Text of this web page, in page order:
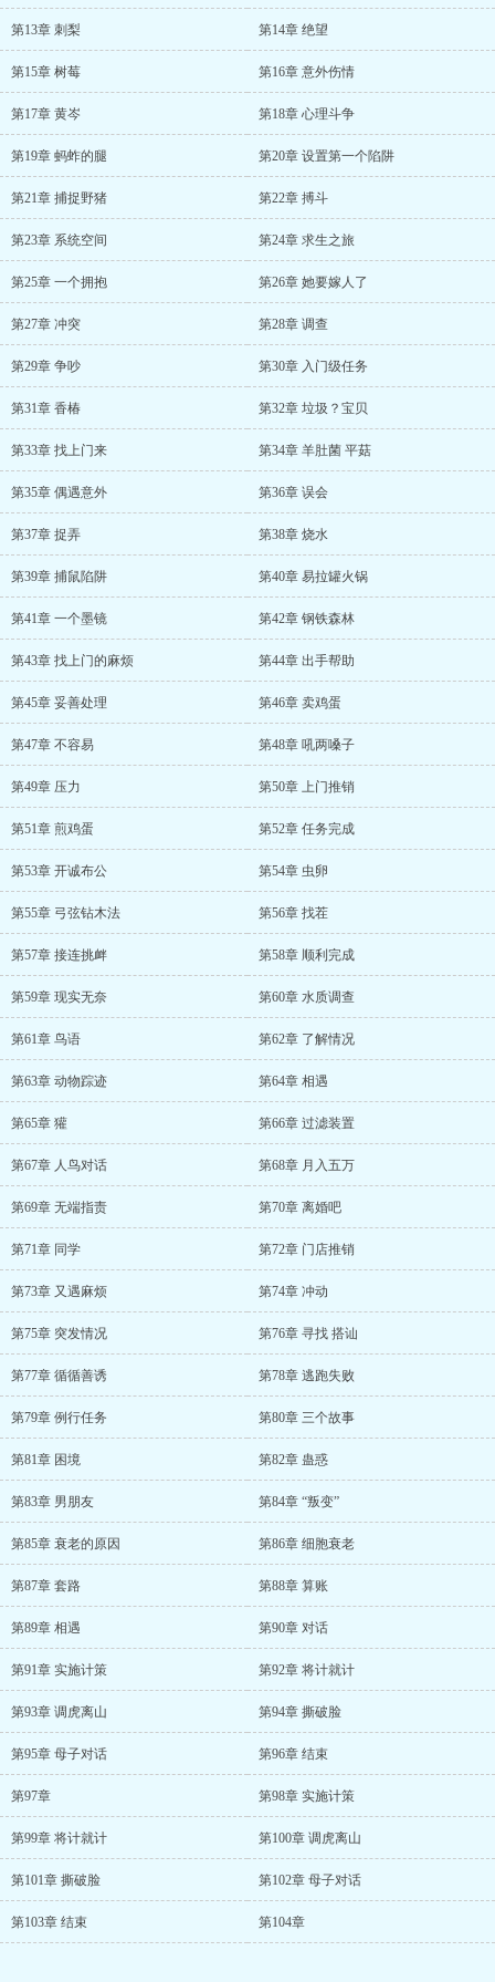
第13章 刺梨 第14章 绝望
第15章 树莓 第16章 意外伤情
第17章 黄岑 第18章 心理斗争
第19章 蚂蚱的腿 第20章 设置第一个陷阱
第21章 捕捉野猪 第22章 搏斗
第23章 系统空间 第24章 求生之旅
第25章 一个拥抱 第26章 她要嫁人了
第27章 冲突 第28章 调查
第29章 争吵 第30章 入门级任务
第31章 香椿 第32章 垃圾？宝贝
第33章 找上门来 第34章 羊肚菌 平菇
第35章 偶遇意外 第36章 误会
第37章 捉弄 第38章 烧水
第39章 捕鼠陷阱 第40章 易拉罐火锅
第41章 一个墨镜 第42章 钢铁森林
第43章 找上门的麻烦 第44章 出手帮助
第45章 妥善处理 第46章 卖鸡蛋
第47章 不容易 第48章 吼两嗓子
第49章 压力 第50章 上门推销
第51章 煎鸡蛋 第52章 任务完成
第53章 开诚布公 第54章 虫卵
第55章 弓弦钻木法 第56章 找茬
第57章 接连挑衅 第58章 顺利完成
第59章 现实无奈 第60章 水质调查
第61章 鸟语 第62章 了解情况
第63章 动物踪迹 第64章 相遇
第65章 獾 第66章 过滤装置
第67章 人鸟对话 第68章 月入五万
第69章 无端指责 第70章 离婚吧
第71章 同学 第72章 门店推销
第73章 又遇麻烦 第74章 冲动
第75章 突发情况 第76章 寻找 搭讪
第77章 循循善诱 第78章 逃跑失败
第79章 例行任务 第80章 三个故事
第81章 困境 第82章 蛊惑
第83章 男朋友 第84章 “叛变”
第85章 衰老的原因 第86章 细胞衰老
第87章 套路 第88章 算账
第89章 相遇 第90章 对话
第91章 实施计策 第92章 将计就计
第93章 调虎离山 第94章 撕破脸
第95章 母子对话 第96章 结束
第97章 第98章 实施计策
第99章 将计就计 第100章 调虎离山
第101章 撕破脸 第102章 母子对话
第103章 结束 第104章